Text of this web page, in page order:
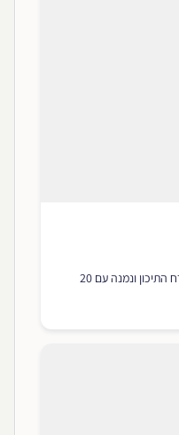
פארק המים הנבחר לטוב ביותר במזרח התיכון ונמנה עם 20